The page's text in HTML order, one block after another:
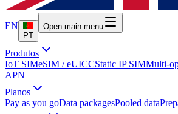
EN
PT
Open main menu
Produtos
IoT SIMeSIM / eUICCStatic IP SIMMulti-
APN
Planos
Pay as you goData packagesPooled data